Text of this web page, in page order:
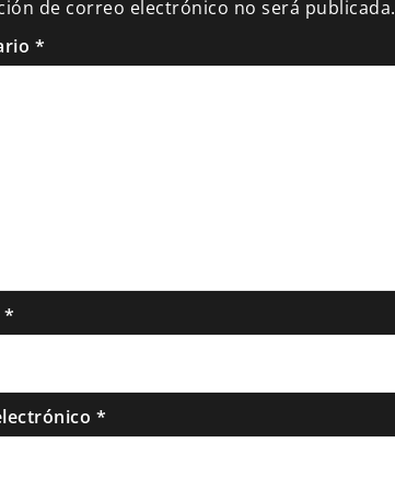
de correo electrónico no será publicada.
*
*
*